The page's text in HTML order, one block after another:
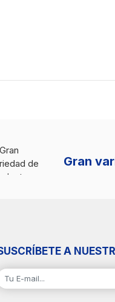
Gran
A